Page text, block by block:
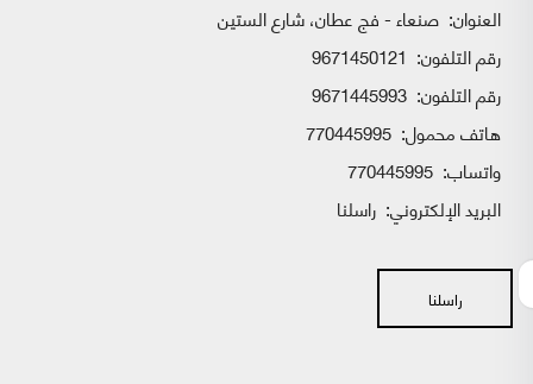
العنوان: صنعاء - فج عطان، شارع الستين
رقم التلفون: 9671450121
رقم التلفون: 9671445993
هاتف محمول: 770445995
واتساب:
البريد الإلكتروني: راسلنا
راسلنا